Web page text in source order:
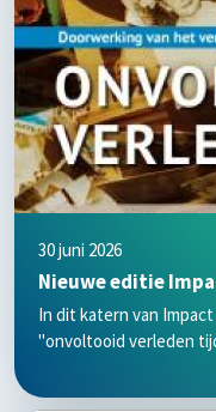
30 juni 2026
Nieuwe editie
In dit katern van
"onvoltooid verleden